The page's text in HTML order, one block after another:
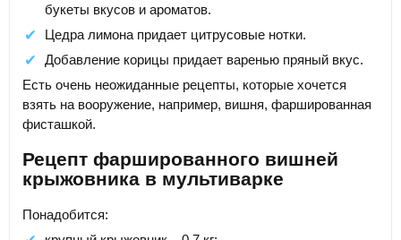
букеты вкусов и ароматов.
Цедра лимона придает цитрусовые нотки.
Добавление корицы придает варенью пряный вкус.
Есть очень неожиданные рецепты, которые хочется
взять на вооружение, например, вишня, фаршированная
фисташкой.
Рецепт фаршированного вишней
крыжовника в мультиварке
Понадобится: